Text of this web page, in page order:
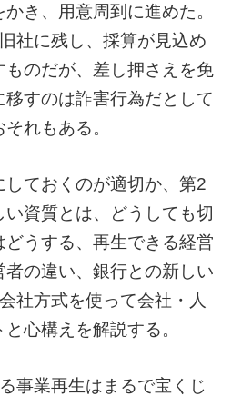
き、用意周到に進めた。
社に残し、採算が見込め
ものだが、差し押さえを免
すのは詐害行為だとして
れもある。
ておくのが適切か、第2
資質とは、どうしても切
どうする、再生できる経営
の違い、銀行との新しい
社方式を使って会社・人
心構えを解説する。
事業再生はまるで宝くじ